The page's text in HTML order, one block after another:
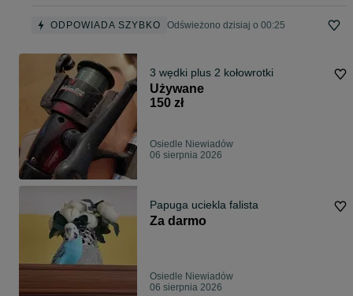
ODPOWIADA SZYBKO Odświeżono dzisiaj o 00:25
3 wędki plus 2 kołowrotki
Używane
150 zł
Osiedle Niewiadów
06 sierpnia 2026
Papuga uciekla falista
Za darmo
Osiedle Niewiadów
06 sierpnia 2026